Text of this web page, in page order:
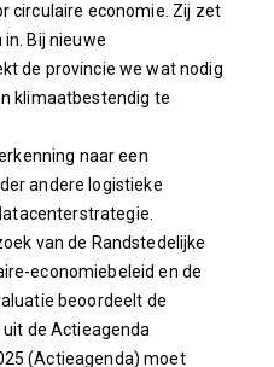
circulaire economie. Zij zet
Bij nieuwe
de provincie we wat nodig
klimaatbestendig te
naar een
andere logistieke
van de Randstedelijke
economiebeleid en de
beoordeelt de
de Actieagenda
(Actieagenda) moet